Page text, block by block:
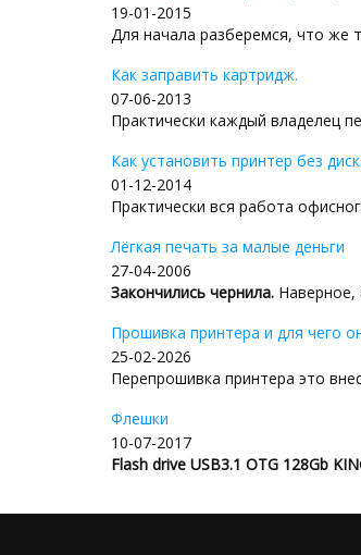
19-01-2015
Для начала разберемся, что же
Как заправить картридж.
07-06-2013
Практически каждый владелец
Как установить принтер без
01-12-2014
Практически вся работа
Лёгкая печать за малые деньги
27-04-2006
Закончились чернила. Наверное,
Прошивка принтера и для чего
25-02-2026
Перепрошивка принтера это
Флешки
10-07-2017
Flash drive USB3.1 OTG 128Gb